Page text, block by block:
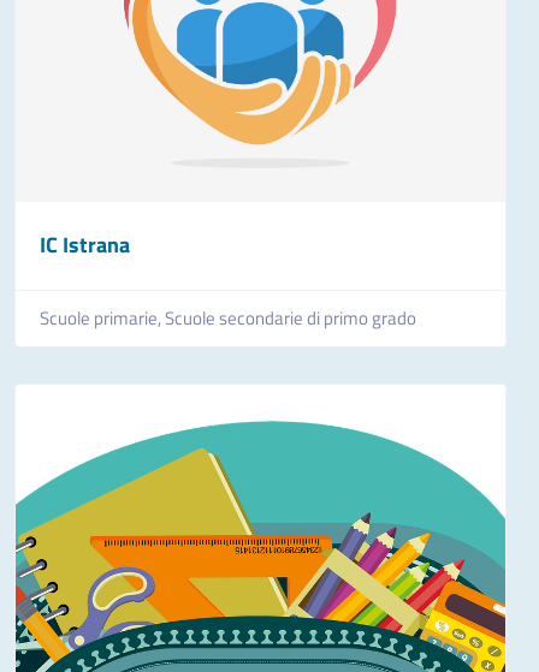
IC Istrana
Scuole primarie,Scuole secondarie di primo grado